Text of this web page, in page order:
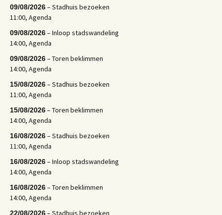
09/08/2026– Stadhuis bezoeken
11:00, Agenda
09/08/2026– Inloop stadswandeling
14:00, Agenda
09/08/2026– Toren beklimmen
14:00, Agenda
15/08/2026– Stadhuis bezoeken
11:00, Agenda
15/08/2026– Toren beklimmen
14:00, Agenda
16/08/2026– Stadhuis bezoeken
11:00, Agenda
16/08/2026– Inloop stadswandeling
14:00, Agenda
16/08/2026– Toren beklimmen
14:00, Agenda
22/08/2026– Stadhuis bezoeken